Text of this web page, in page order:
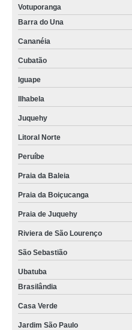
Votuporanga
Barra do Una
Cananéia
Cubatão
Iguape
Ilhabela
Juquehy
Litoral Norte
Peruíbe
Praia da Baleia
Praia da Boiçucanga
Praia de Juquehy
Riviera de São Lourenço
São Sebastião
Ubatuba
Brasilândia
Casa Verde
Jardim São Paulo